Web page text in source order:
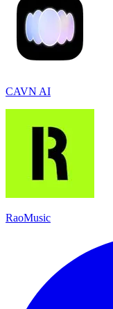
CAVN AI
RaoMusic